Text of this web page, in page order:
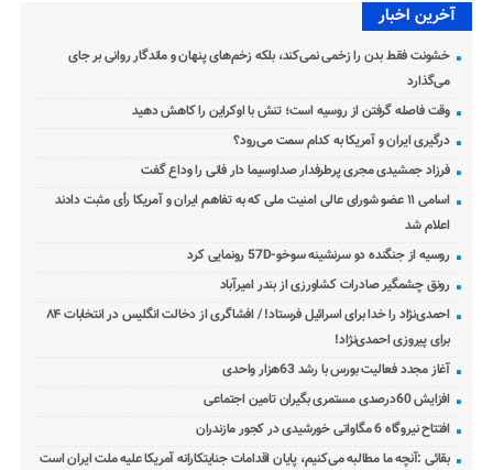
آخرین اخبار
خشونت فقط بدن را زخمی نمی‌کند، بلکه زخم‌های پنهان و ماندگار روانی بر جای
می‌گذارد
وقت فاصله گرفتن از روسیه است؛ تنش با اوکراین را کاهش دهید
درگیری ایران و آمریکا به کدام سمت می‌رود؟
فرزاد جمشیدی مجری پرطرفدار صداوسیما دار فانی را وداع گفت
اسامی ۱۱ عضو شورای عالی امنیت ملی که به تفاهم ایران و آمریکا رأی مثبت دادند
اعلام شد
روسیه از جنگنده دو سرنشینه سوخو-57D رونمایی کرد
رونق چشمگیر صادرات کشاورزی از بندر امیرآباد
احمدی‌نژاد را خدا برای اسرائیل فرستاد! / افشاگری از دخالت انگلیس در انتخابات ۸۴
برای پیروزی احمدی‌نژاد!
آغاز مجدد فعالیت بورس با رشد 63هزار واحدی
افزایش 60درصدی مستمری بگیران تامین اجتماعی
افتتاح نیروگاه 6 مگاواتی خورشیدی در کجور مازندران
بقائی :آنچه ما مطالبه می‌کنیم، پایان اقدامات جنایتکارانه آمریکا علیه ملت ایران است